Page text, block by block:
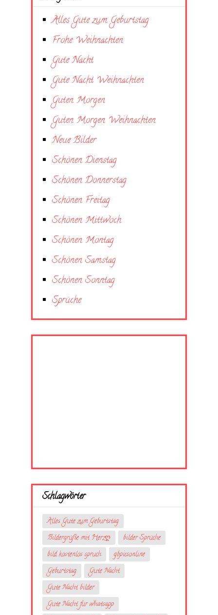
Alles Gute zum Geburtstag
Frohe Weihnachten
Gute Nacht
Gute Nacht Weihnachten
Guten Morgen
Guten Morgen Weihnachten
Neue Bilder
Schönen Dienstag
Schönen Donnerstag
Schönen Freitag
Schönen Mittwoch
Schönen Montag
Schönen Samstag
Schönen Sonntag
Sprüche
Schlagwörter
Alles Gute zum Geburtstag
Bildergrüße mit Herzღ
bilder Sprüche
bild kostenlos spruch
gbpicsonline
Geburtstag
Gute Nacht
Gute Nacht bilder
Gute Nacht für whatsapp